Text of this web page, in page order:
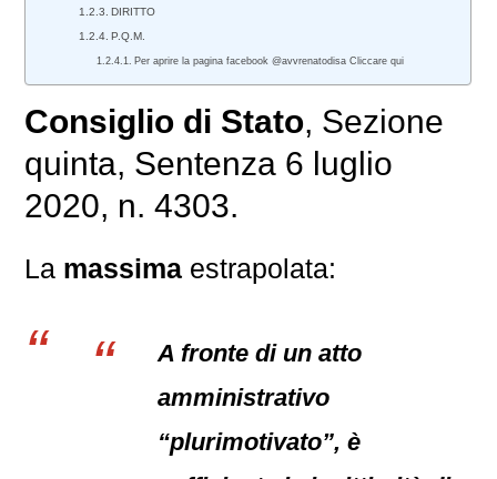
DIRITTO
P.Q.M.
Per aprire la pagina facebook @avvrenatodisa Cliccare qui
Consiglio di Stato, Sezione
quinta, Sentenza 6 luglio
2020, n. 4303.
La massima estrapolata:
A fronte di un atto
amministrativo
“plurimotivato”, è